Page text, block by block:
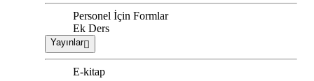
Personel İçin Formlar
Ek Ders
Yayınlar
E-kitap